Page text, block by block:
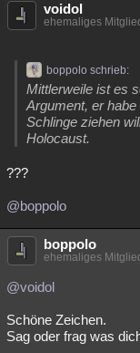
voidol
ehemaliges
boppolo schrieb:
Mittlerweile ist es
Argument, er
Schlinge ziehen
Holocaust.
???
@boppolo
boppolo
ehemaliges
@voidol
Schöne Zeichen.
Sag oder frag was